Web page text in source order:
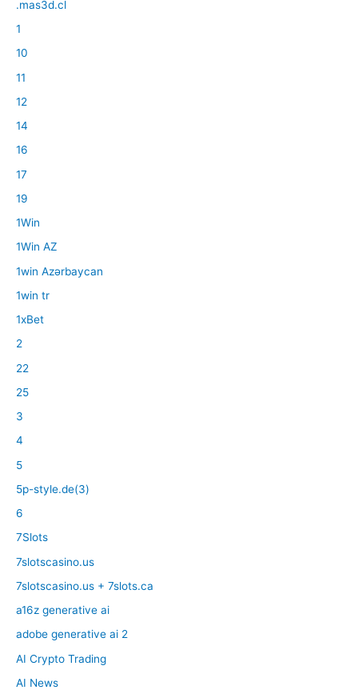
.mas3d.cl
1
10
11
12
14
16
17
19
1Win
1Win AZ
1win Azərbaycan
1win tr
1xBet
2
22
25
3
4
5
5p-style.de(3)
6
7Slots
7slotscasino.us
7slotscasino.us + 7slots.ca
a16z generative ai
adobe generative ai 2
AI Crypto Trading
AI News